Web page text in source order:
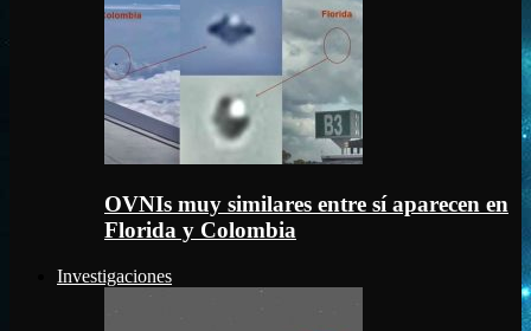
OVNIs muy similares entre sí aparecen en
Florida y Colombia
Investigaciones